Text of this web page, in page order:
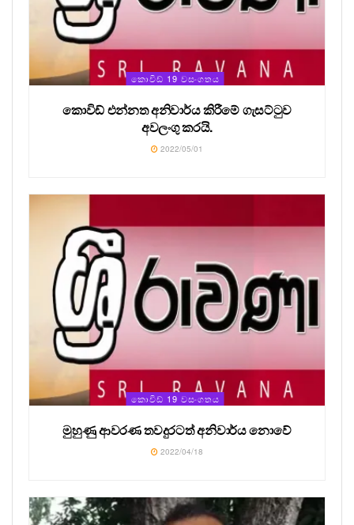
කොවිඩ් 19 වසංගතය
කොවිඩ් එන්නත අනිවාර්ය කිරීමේ ගැසට්ටුව
අවලංගු කරයි.
2022/05/01
කොවිඩ් 19 වසංගතය
මුහුණු ආවරණ තවදුරටත් අනිවාර්ය නොවේ
2022/04/18